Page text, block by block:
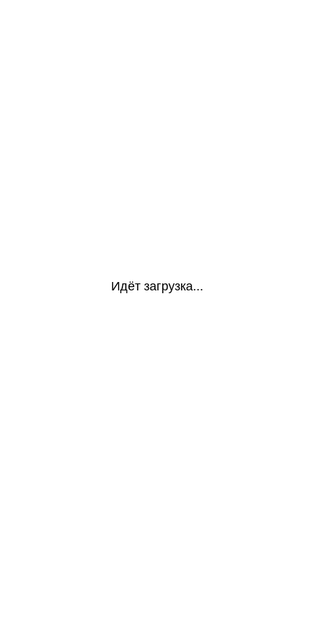
Идёт загрузка...